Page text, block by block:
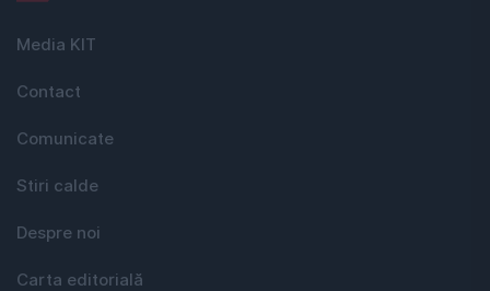
Media KIT
Contact
Comunicate
Stiri calde
Despre noi
Carta editorială